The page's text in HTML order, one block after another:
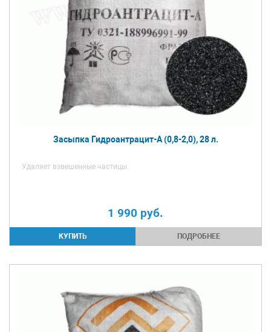
Засыпка Гидроантрацит-А (0,8-2,0), 28 л.
Удаляет взвешенные частицы.
1 990 руб.
ПОДРОБНЕЕ